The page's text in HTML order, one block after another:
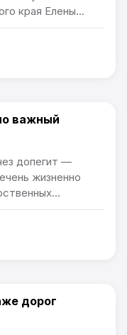
края Елены...
важный
допегит —
жизненно
дорог